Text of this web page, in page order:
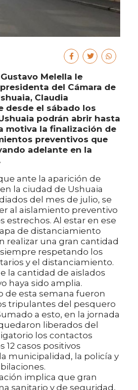
Melella le
del Cámara de
Claudia
desde el sábado los
podrán abrir hasta
motiva la finalización de
preventivos que
adelante en la
ante la aparición de
la ciudad de Ushuaia
del mes de julio, se
al aislamiento preventivo
estrechos. Al estar en ese
de distanciamiento
realizar una gran cantidad
respetando los
y el distanciamiento.
la cantidad de aislados
haya sido amplia.
de esta semana fueron
tripulantes del pesquero
a esto, en la jornada
liberados del
los contactos
12 casos positivos
municipalidad, la policía y
implica que gran
sanitario y de seguridad,